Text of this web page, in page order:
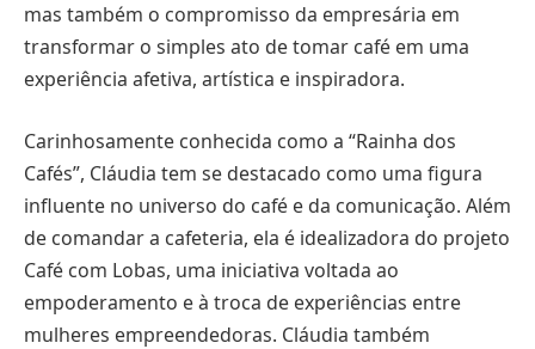
mas também o compromisso da empresária em
transformar o simples ato de tomar café em uma
experiência afetiva, artística e inspiradora.
Carinhosamente conhecida como a “Rainha dos
Cafés”, Cláudia tem se destacado como uma figura
influente no universo do café e da comunicação. Além
de comandar a cafeteria, ela é idealizadora do projeto
Café com Lobas, uma iniciativa voltada ao
empoderamento e à troca de experiências entre
mulheres empreendedoras. Cláudia também